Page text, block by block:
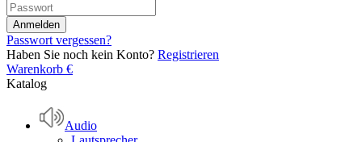
Passwort vergessen?
Haben Sie noch kein Konto? Registrieren
Warenkorb €
Katalog
Audio